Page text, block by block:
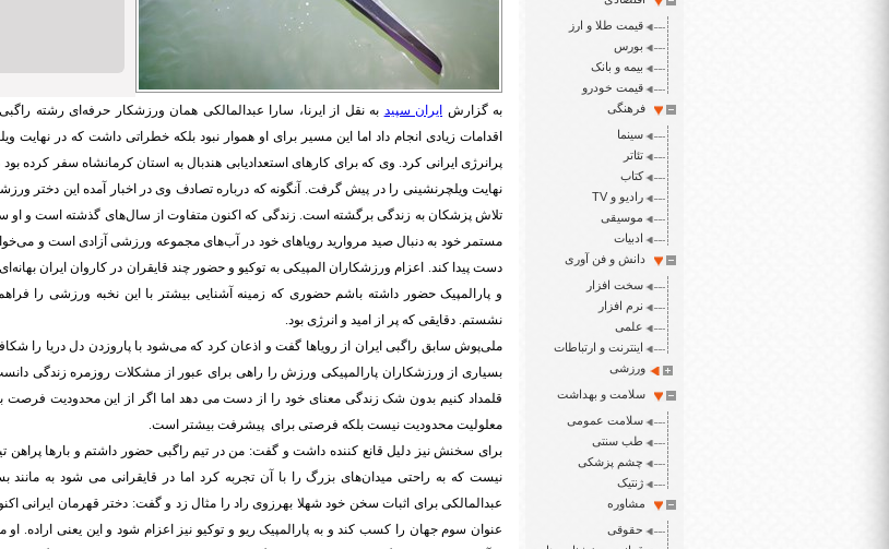
قیمت طلا و ارز
بورس
بیمه و بانک
قیمت خودرو
فرهنگی
سینما
تئاتر
کتاب
رادیو و TV
موسیقی
ادبیات
دانش و فن آوری
سخت افزار
نرم افزار
علمی
اینترنت و ارتباطات
ورزشی
سلامت و بهداشت
سلامت عمومی
طب سنتی
چشم پزشکی
ژنتیک
مشاوره
حقوقی
به گزارش ایران سپید به نقل از ایرنا، سارا عبدالمالکی همان ورزشکار حرفه‌ای رشته
اقدامات زیادی انجام داد اما این مسیر برای او هموار نبود بلکه خطراتی داشت که در نهایت
پرانرژی ایرانی کرد. وی که برای کارهای استعدادیابی هندبال به استان کرمانشاه سفر کرده
نهایت ویلچرنشینی را در پیش گرفت. آنگونه که درباره تصادف وی در اخبار آمده این دختر
تلاش پزشکان به زندگی برگشته است. زندگی که اکنون متفاوت از سال‌های گذشته است و او
مستمر خود به دنبال صید مروارید رویاهای خود در آب‌های مجموعه ورزشی آزادی است و
دست پیدا کند. اعزام ورزشکاران المپیکی به توکیو و حضور چند قایقران در کاروان ایران
و پارالمپیک حضور داشته باشم حضوری که زمینه آشنایی بیشتر با این نخبه ورزشی را
نشستم. دقایقی که پر از امید و انرژی بود.
ملی‌پوش سابق راگبی ایران از رویاها گفت و اذعان کرد که می‌شود با پاروزدن دل دریا را
بسیاری از ورزشکاران پارالمپیکی ورزش را راهی برای عبور از مشکلات روزمره زندگی
قلمداد کنیم بدون شک زندگی معنای خود را از دست می دهد اما اگر از این محدودیت
معلولیت محدودیت نیست بلکه فرصتی برای پیشرفت بیشتر است.
برای سخنش نیز دلیل قانع کننده داشت و گفت: من در تیم راگبی حضور داشتم و بارها پراهن
نیست که به راحتی میدان‌های بزرگ را با آن تجربه کرد اما در قایقرانی می شود به مانند
عبدالمالکی برای اثبات سخن خود شهلا بهرزوی راد را مثال زد و گفت: دختر قهرمان ایرانی
عنوان سوم جهان را کسب کند و به پارالمپیک ریو و توکیو نیز اعزام شود و این یعنی اراده. او می